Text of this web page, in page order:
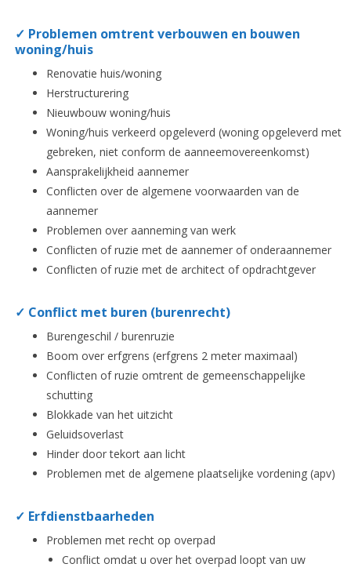
✓ Problemen omtrent verbouwen en bouwen
woning/huis
Renovatie huis/woning
Herstructurering
Nieuwbouw woning/huis
Woning/huis verkeerd opgeleverd (woning opgeleverd met
gebreken, niet conform de aanneemovereenkomst)
Aansprakelijkheid aannemer
Conflicten over de algemene voorwaarden van de
aannemer
Problemen over aanneming van werk
Conflicten of ruzie met de aannemer of onderaannemer
Conflicten of ruzie met de architect of opdrachtgever
✓ Conflict met buren (burenrecht)
Burengeschil / burenruzie
Boom over erfgrens (erfgrens 2 meter maximaal)
Conflicten of ruzie omtrent de gemeenschappelijke
schutting
Blokkade van het uitzicht
Geluidsoverlast
Hinder door tekort aan licht
Problemen met de algemene plaatselijke vordening (apv)
✓ Erfdienstbaarheden
Problemen met recht op overpad
Conflict omdat u over het overpad loopt van uw